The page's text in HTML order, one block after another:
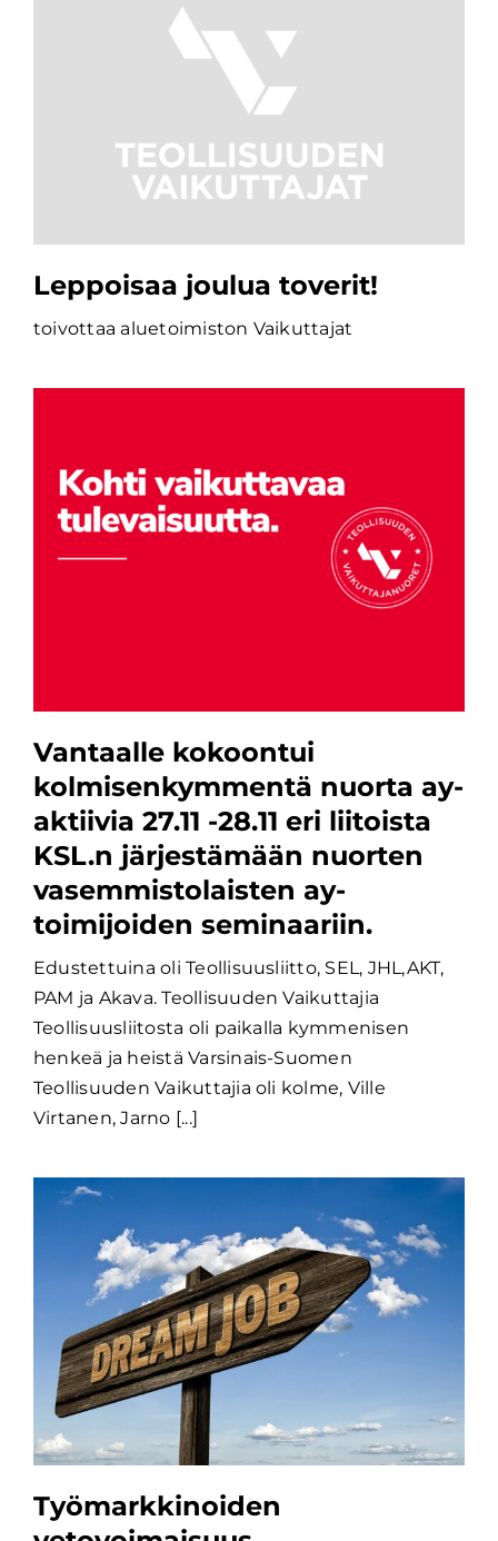
Leppoisaa joulua toverit!
toivottaa aluetoimiston Vaikuttajat
Vantaalle kokoontui
kolmisenkymmentä nuorta ay-
aktiivia 27.11 -28.11 eri liitoista
KSL.n järjestämään nuorten
vasemmistolaisten ay-
toimijoiden seminaariin.
Edustettuina oli Teollisuusliitto, SEL, JHL,AKT,
PAM ja Akava. Teollisuuden Vaikuttajia
Teollisuusliitosta oli paikalla kymmenisen
henkeä ja heistä Varsinais-Suomen
Teollisuuden Vaikuttajia oli kolme, Ville
Virtanen, Jarno [...]
Työmarkkinoiden